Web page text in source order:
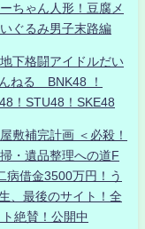
ちゃん人形！豆腐メ
ぐるみ男子末路編
下格闘アイドルだい
ねる BNK48 ！
！STU48！SKE48
敷補完計画 ＜必殺！
・遺品整理への道F
病借金3500万円！う
、最後のサイト！全
絶賛！公開中